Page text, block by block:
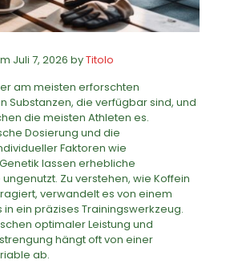
Juli 7, 2026 byTitolo
am meisten erforschten
Substanzen, die verfügbar sind, und
die meisten Athleten es.
Dosierung und die
Faktoren wie
lassen erhebliche
Zu verstehen, wie Koffein
verwandelt es von einem
ein präzises Trainingswerkzeug.
optimaler Leistung und
hängt oft von einer
ab.